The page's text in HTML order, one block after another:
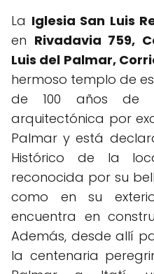
La Iglesia San Luis
en Rivadavia 759,
Luis del Palmar,
hermoso templo de
de 100 años de
arquitectónica por
Palmar y está
Histórico de la
reconocida por su
como en su
encuentra en
Además, desde allí
la centenaria